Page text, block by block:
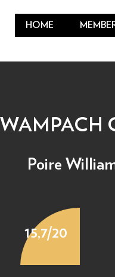
HOME
WAMPACH
Poire
15,7/20